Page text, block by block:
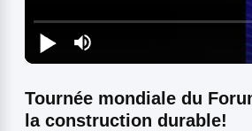
Tournée mondiale du
la construction durable!